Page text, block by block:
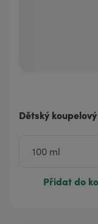
Dětský
Přidat do